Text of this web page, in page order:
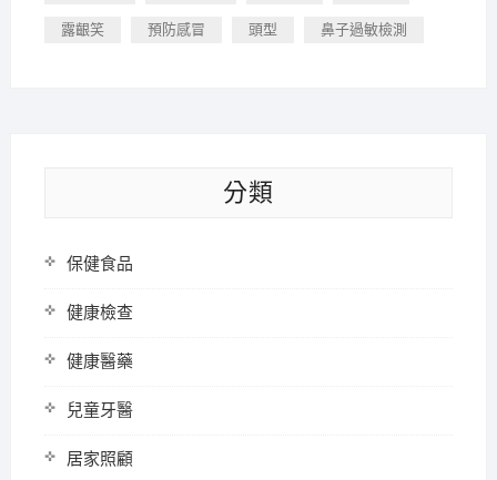
露齦笑 預防感冒 頭型 鼻子過敏檢測
分類
保健食品
健康檢查
健康醫藥
兒童牙醫
居家照顧